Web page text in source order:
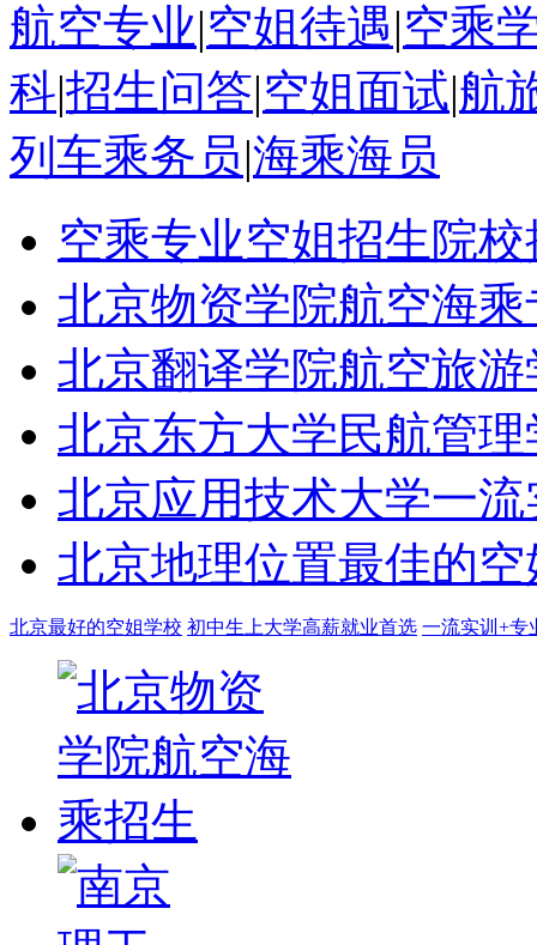
航空专业|空姐待遇|空乘
科|招生问答|空姐面试|航
列车乘务员|海乘海员
空乘专业空姐招生院
北京物资学院航空海乘
北京翻译学院航空旅游
北京东方大学民航管理
北京应用技术大学一流
北京地理位置最佳的
北京最好的空姐学校 初中生上大学高薪就业首选 一流实训+专